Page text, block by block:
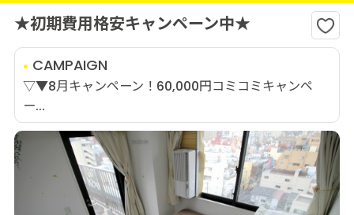
★初期費用格安キャンペーン中★
CAMPAIGN
▽▼8月キャンペーン！60,000円コミコミキャンペ
ー...